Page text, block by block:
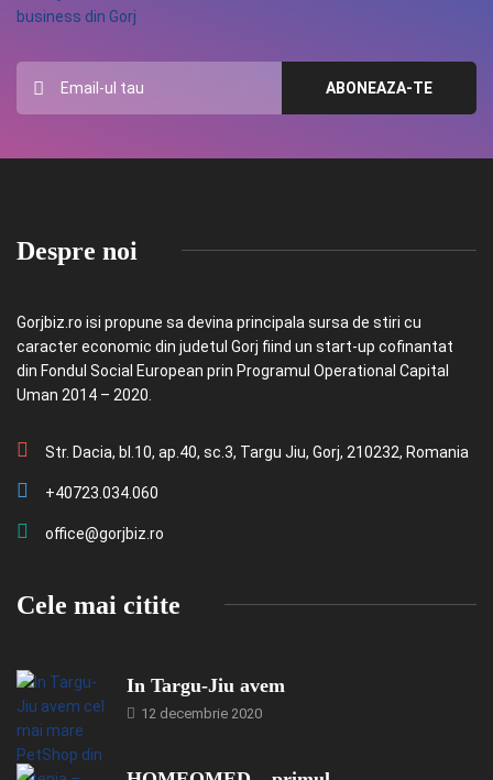
Despre noi
Gorjbiz.ro isi propune sa devina principala sursa de stiri cu
caracter economic din judetul Gorj fiind un start-up cofinantat
din Fondul Social European prin Programul Operational Capital
Uman 2014 – 2020.
Str. Dacia, bl.10, ap.40, sc.3, Targu Jiu, Gorj, 210232, Romania
+40723.034.060
office@gorjbiz.ro
Cele mai citite
In Targu-Jiu avem
12 decembrie 2020